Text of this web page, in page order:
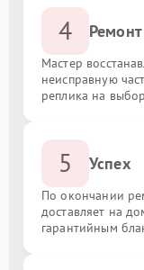
4 Ремонт
Мастер
неисправную
реплика на
5 Успех
По окончании
доставляет на
гарантийным